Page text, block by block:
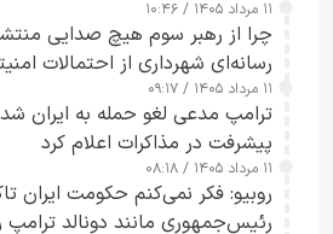
۱۱ مرداد ۱۴۰۵ / ۱۰:۴۶
چرا از رهبر سوم هیچ صدایی
رسانه‌ای شهرداری از احتمالات
جاسوسی گفت
۱۱ مرداد ۱۴۰۵ / ۰۹:۱۷
ترامپ مدعی لغو حمله به
پیشرفت در مذاکرات اعلام کرد
۱۱ مرداد ۱۴۰۵ / ۰۸:۱۸
روبیو: فکر نمی‌کنم حکومت ایران
رئیس‌جمهوری مانند دونالد ترامپ